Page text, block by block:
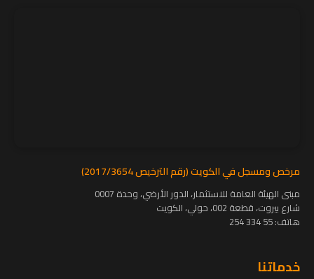
مرخص ومسجل في الكويت (رقم الترخيص 2017/3654)
مبنى الهيئة العامة للاستثمار، الدور الأرضي، وحدة 0007
شارع بيروت، قطعة 002، حولي، الكويت
هاتف:55 334 254
خدماتنا